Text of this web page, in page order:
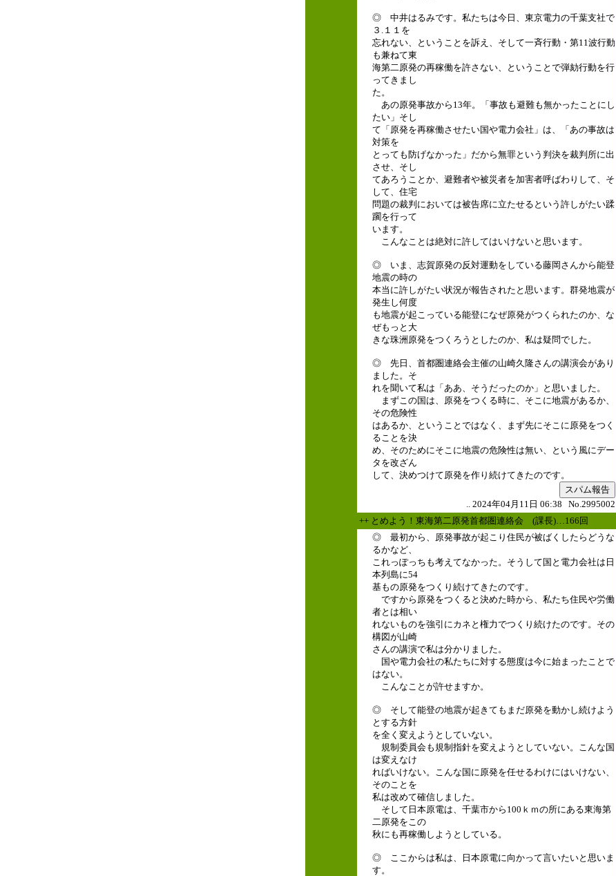
◎ 中井はるみです。私たちは今日、東京電力の千葉支社で
３.１１を
忘れない、ということを訴え、そして一斉行動・第11波行動
も兼ねて東
海第二原発の再稼働を許さない、ということで弾劾行動を行
ってきまし
た。
あの原発事故から13年。「事故も避難も無かったことにし
たい」そし
て「原発を再稼働させたい国や電力会社」は、「あの事故は
対策を
とっても防げなかった」だから無罪という判決を裁判所に出
させ、そし
てあろうことか、避難者や被災者を加害者呼ばわりして、そ
して、住宅
問題の裁判においては被告席に立たせるという許しがたい蹂
躙を行って
います。
こんなことは絶対に許してはいけないと思います。
◎ いま、志賀原発の反対運動をしている藤岡さんから能登
地震の時の
本当に許しがたい状況が報告されたと思います。群発地震が
発生し何度
も地震が起こっている能登になぜ原発がつくられたのか、な
ぜもっと大
きな珠洲原発をつくろうとしたのか、私は疑問でした。
◎ 先日、首都圏連絡会主催の山崎久隆さんの講演会があり
ました。そ
れを聞いて私は「ああ、そうだったのか」と思いました。
まずこの国は、原発をつくる時に、そこに地震があるか、
その危険性
はあるか、ということではなく、まず先にそこに原発をつく
ることを決
め、そのためにそこに地震の危険性は無い、という風にデー
タを改ざん
して、決めつけて原発を作り続けてきたのです。
スパム報告
.. 2024年04月11日 06:38 No.2995002
++ とめよう！東海第二原発首都圏連絡会 (課長)…166回
◎ 最初から、原発事故が起こり住民が被ばくしたらどうな
るかなど、
これっぽっちも考えてなかった。そうして国と電力会社は日
本列島に54
基もの原発をつくり続けてきたのです。
ですから原発をつくると決めた時から、私たち住民や労働
者とは相い
れないものを強引にカネと権力でつくり続けたのです。その
構図が山崎
さんの講演で私は分かりました。
国や電力会社の私たちに対する態度は今に始まったことで
はない。
こんなことが許せますか。
◎ そして能登の地震が起きてもまだ原発を動かし続けよう
とする方針
を全く変えようとしていない。
規制委員会も規制指針を変えようとしていない。こんな国
は変えなけ
ればいけない。こんな国に原発を任せるわけにはいけない、
そのことを
私は改めて確信しました。
そして日本原電は、千葉市から100ｋｍの所にある東海第
二原発をこの
秋にも再稼働しようとしている。
◎ ここからは私は、日本原電に向かって言いたいと思いま
す。